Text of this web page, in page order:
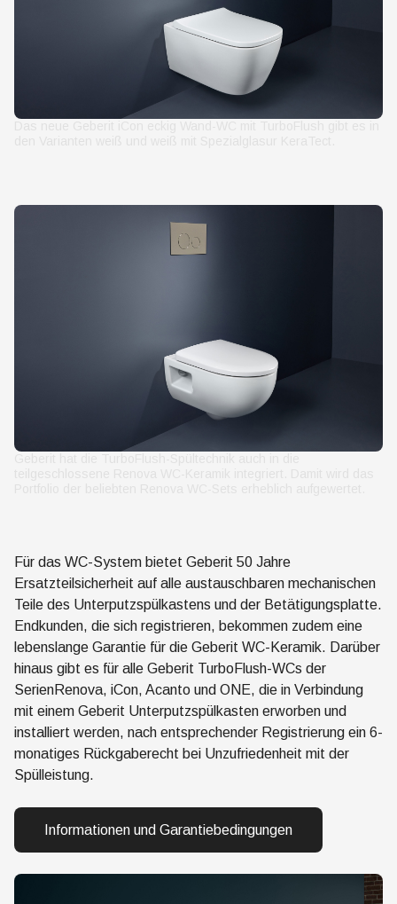
Für das WC-System bietet Geberit 50 Jahre
Ersatzteilsicherheit auf alle austauschbaren mechanischen
Teile des Unterputzspülkastens und der Betätigungsplatte.
Endkunden, die sich registrieren, bekommen zudem eine
lebenslange Garantie für die Geberit WC-Keramik. Darüber
hinaus gibt es für alle Geberit TurboFlush-WCs der
SerienRenova, iCon, Acanto und ONE, die in Verbindung
mit einem Geberit Unterputzspülkasten erworben und
installiert werden, nach entsprechender Registrierung ein 6-
monatiges Rückgaberecht bei Unzufriedenheit mit der
Spülleistung.
Informationen und Garantiebedingungen